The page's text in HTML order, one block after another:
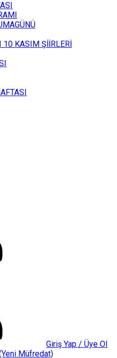
10 KASIM ŞİİRLERİ
Giriş Yap / Üye Ol